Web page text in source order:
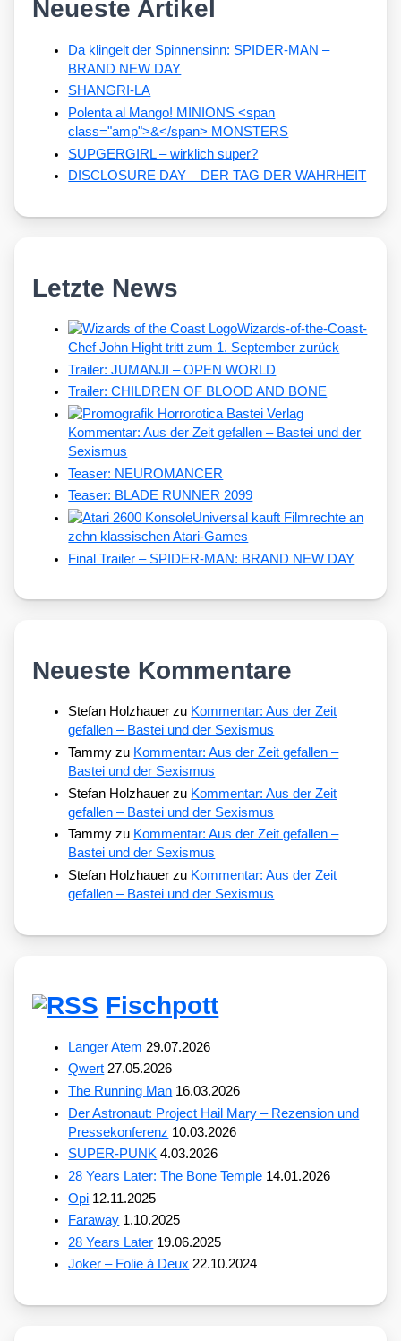
Neueste Artikel
Da klingelt der Spinnensinn: SPIDER-MAN –
BRAND NEW DAY
SHANGRI-LA
Polenta al Mango! MINIONS <span
class="amp">&</span> MONSTERS
SUPGERGIRL – wirklich super?
DISCLOSURE DAY – DER TAG DER WAHRHEIT
Letzte News
Wizards-of-the-Coast-
Chef John Hight tritt zum 1. September zurück
Trailer: JUMANJI – OPEN WORLD
Trailer: CHILDREN OF BLOOD AND BONE
Kommentar: Aus der Zeit gefallen – Bastei und der
Sexismus
Teaser: NEUROMANCER
Teaser: BLADE RUNNER 2099
Universal kauft Filmrechte an
zehn klassischen Atari-Games
Final Trailer – SPIDER-MAN: BRAND NEW DAY
Neueste Kommentare
Stefan Holzhauer zu Kommentar: Aus der Zeit
gefallen – Bastei und der Sexismus
Tammy zu Kommentar: Aus der Zeit gefallen –
Bastei und der Sexismus
Stefan Holzhauer zu Kommentar: Aus der Zeit
gefallen – Bastei und der Sexismus
Tammy zu Kommentar: Aus der Zeit gefallen –
Bastei und der Sexismus
Stefan Holzhauer zu Kommentar: Aus der Zeit
gefallen – Bastei und der Sexismus
Fischpott
Langer Atem 29.07.2026
Qwert 27.05.2026
The Running Man 16.03.2026
Der Astronaut: Project Hail Mary – Rezension und
Pressekonferenz 10.03.2026
SUPER-PUNK 4.03.2026
28 Years Later: The Bone Temple 14.01.2026
Opi 12.11.2025
Faraway 1.10.2025
28 Years Later 19.06.2025
Joker – Folie à Deux 22.10.2024